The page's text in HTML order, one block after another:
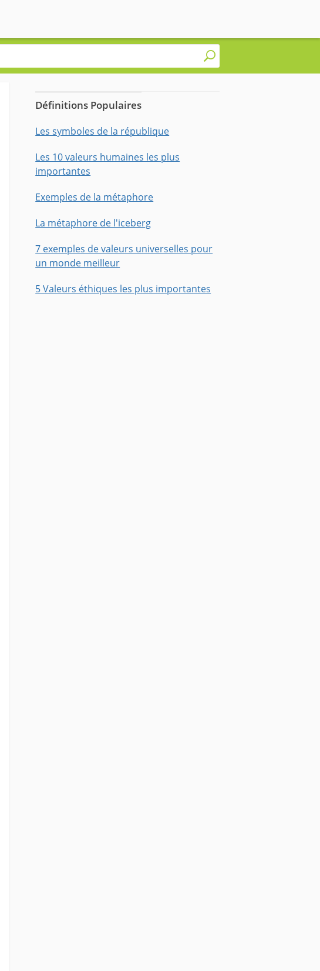
Définitions Populaires
Les symboles de la république
Les 10 valeurs humaines les plus
importantes
Exemples de la métaphore
La métaphore de l'iceberg
7 exemples de valeurs universelles pour
un monde meilleur
5 Valeurs éthiques les plus importantes